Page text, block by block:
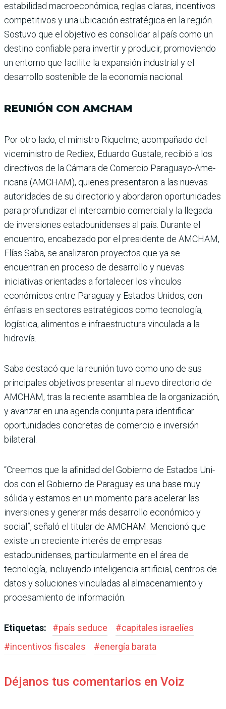
esta­bilidad macroeconómica, reglas claras, incentivos
competitivos y una ubicación estratégica en la región.
Sos­tuvo que el objetivo es con­solidar al país como un
des­tino confiable para invertir y producir, promoviendo
un entorno que facilite la expan­sión industrial y el
desarro­llo sostenible de la economía nacional.
REUNIÓN CON AMCHAM
Por otro lado, el ministro Riquelme, acompañado del
viceministro de Rediex, Eduardo Gustale, recibió a los
directivos de la Cámara de Comercio Paraguayo-Ame­
ricana (AMCHAM), quie­nes presentaron a las nuevas
autoridades de su directorio y abordaron oportunidades
para profundizar el intercam­bio comercial y la llegada
de inversiones estadounidenses al país. Durante el
encuentro, encabezado por el presidente de AMCHAM,
Elías Saba, se analizaron proyectos que ya se
encuentran en proceso de desarrollo y nuevas
iniciativas orientadas a fortalecer los vín­culos
económicos entre Para­guay y Estados Unidos, con
énfasis en sectores estratégicos como tecnología,
logística, ali­mentos e infraestructura vin­culada a la
hidrovía.
Saba destacó que la reunión tuvo como uno de sus
principa­les objetivos presentar al nuevo directorio de
AMCHAM, tras la reciente asamblea de la orga­nización,
y avanzar en una agenda conjunta para identi­ficar
oportunidades concretas de comercio e inversión
bilate­ral.
“Creemos que la afinidad del Gobierno de Estados Uni­
dos con el Gobierno de Para­guay es una base muy
sólida y estamos en un momento para acelerar las
inversiones y gene­rar más desarrollo económico y
social”, señaló el titular de AMCHAM. Mencionó que
existe un creciente interés de empresas
estadounidenses, particularmente en el área de
tecnología, incluyendo inte­ligencia artificial, centros de
datos y soluciones vinculadas al almacenamiento y
procesa­miento de información.
Etiquetas: #país seduce #capitales israelíes
#incentivos fiscales #energía barata
Déjanos tus comentarios en Voiz